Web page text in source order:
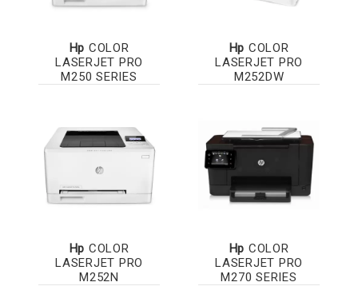
Hp COLOR
LASERJET PRO
M250 SERIES
Hp COLOR
LASERJET PRO
M252DW
Hp COLOR
LASERJET PRO
M252N
Hp COLOR
LASERJET PRO
M270 SERIES